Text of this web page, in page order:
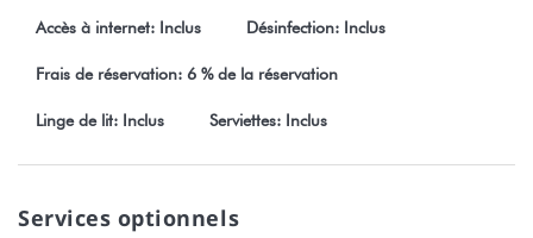
Numéro TAHITI : 398099
Accès à internet: Inclus Désinfection: Inclus
Frais de réservation: 6 % de la réservation
Linge de lit: Inclus Serviettes: Inclus
Services optionnels